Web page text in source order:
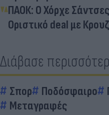
ΠΑΟΚ: Ο Χόρχε
Οριστικό deal με
Διάβασε
Σπορ Ποδόσφαιρο
Μεταγραφές